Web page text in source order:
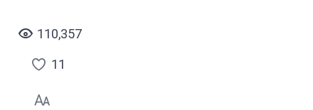
110,357
點
選
11